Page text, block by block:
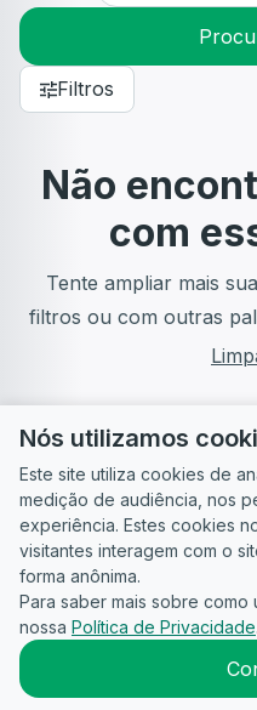
Filtros
Não
com
Tente ampliar mais
filtros ou com outras
Guia do
Candidato
Para
empresas
2026
Nós utilizamos
Este site utiliza cookies de
medição de audiência, nos
experiência. Estes cookies
visitantes interagem com o
forma anônima.
Para saber mais sobre como
nossa Política de Privacidade